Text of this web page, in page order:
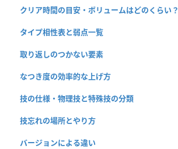
クリア時間の目安・ボリュームはどのくらい？
タイプ相性表と弱点一覧
取り返しのつかない要素
なつき度の効率的な上げ方
技の仕様・物理技と特殊技の分類
技忘れの場所とやり方
バージョンによる違い